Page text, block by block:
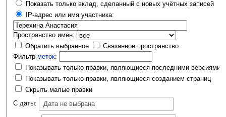
навигации
поиску Показать только вклад, сделанный с новых учётных записей
IP-адрес или имя участника:
Пространство имён:
Обратить выбранное
Связанное пространство
Фильтрметок:
Показывать только правки, являющиеся последними версиями
Показывать только правки, являющиеся созданием страниц
Скрыть малые правки
С даты:
Дата не выбрана